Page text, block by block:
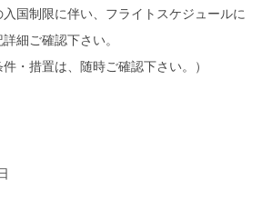
国制限に伴い、フライトスケジュールに
細ご確認下さい。
・措置は、随時ご確認下さい。）